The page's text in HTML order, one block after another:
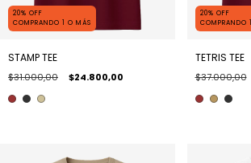
20% OFF
COMPRANDO 1 O MÁS
STAMP TEE
$31.000,00 $24.800,00
20% OFF
COMPRANDO
TETRIS TEE
$37.000,00